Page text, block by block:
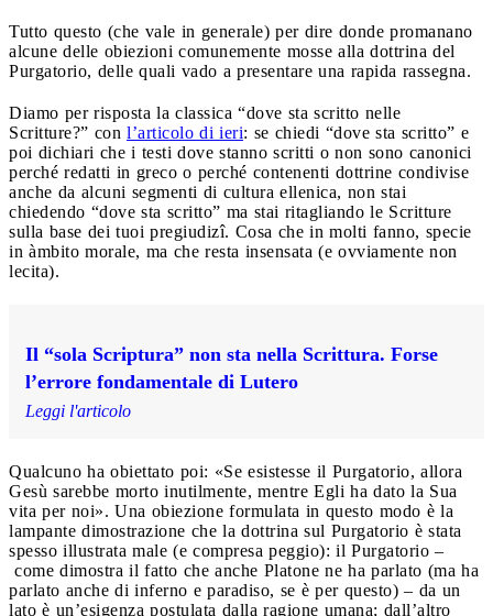
Tutto questo (che vale in generale) per dire donde promanano
alcune delle obiezioni comunemente mosse alla dottrina del
Purgatorio, delle quali vado a presentare una rapida rassegna.
Diamo per risposta la classica “dove sta scritto nelle
Scritture?” con l’articolo di ieri: se chiedi “dove sta scritto” e
poi dichiari che i testi dove stanno scritti o non sono canonici
perché redatti in greco o perché contenenti dottrine condivise
anche da alcuni segmenti di cultura ellenica, non stai
chiedendo “dove sta scritto” ma stai ritagliando le Scritture
sulla base dei tuoi pregiudizî. Cosa che in molti fanno, specie
in àmbito morale, ma che resta insensata (e ovviamente non
lecita).
Il “sola Scriptura” non sta nella Scrittura. Forse
l’errore fondamentale di Lutero
Leggi l'articolo
Qualcuno ha obiettato poi: «Se esistesse il Purgatorio, allora
Gesù sarebbe morto inutilmente, mentre Egli ha dato la Sua
vita per noi». Una obiezione formulata in questo modo è la
lampante dimostrazione che la dottrina sul Purgatorio è stata
spesso illustrata male (e compresa peggio): il Purgatorio –
come dimostra il fatto che anche Platone ne ha parlato (ma ha
parlato anche di inferno e paradiso, se è per questo) – da un
lato è un’esigenza postulata dalla ragione umana; dall’altro